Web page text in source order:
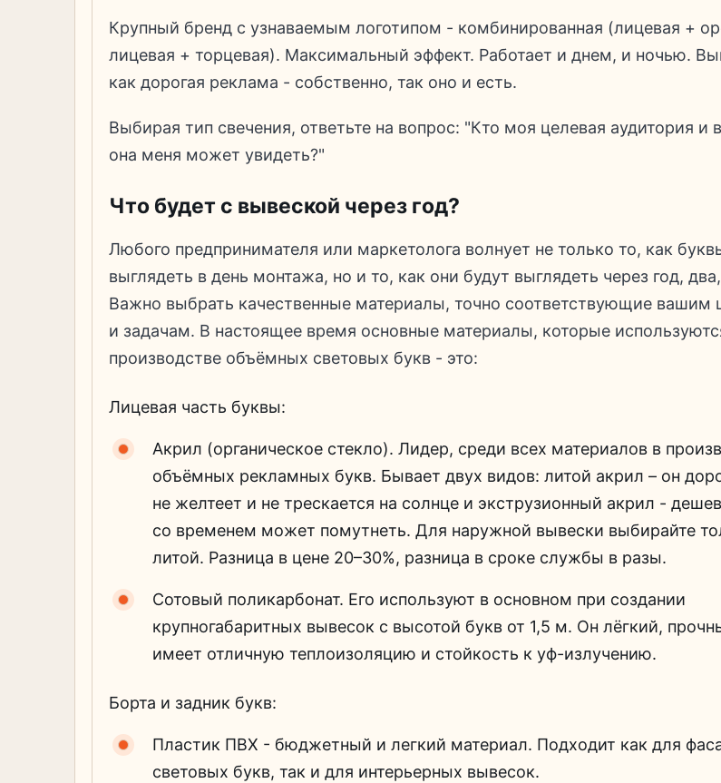
Крупный бренд с узнаваемым логотипом - комбинированная (лицевая +
лицевая + торцевая). Максимальный эффект. Работает и днем, и ночью.
как дорогая реклама - собственно, так оно и есть.
Выбирая тип свечения, ответьте на вопрос: "Кто моя целевая аудитория и
она меня может увидеть?"
Что будет с вывеской через год?
Любого предпринимателя или маркетолога волнует не только то, как
выглядеть в день монтажа, но и то, как они будут выглядеть через год,
Важно выбрать качественные материалы, точно соответствующие вашим
и задачам. В настоящее время основные материалы, которые
производстве объёмных световых букв - это:
Лицевая часть буквы:
Акрил (органическое стекло). Лидер, среди всех материалов в
объёмных рекламных букв. Бывает двух видов: литой акрил – он
не желтеет и не трескается на солнце и экструзионный акрил -
со временем может помутнеть. Для наружной вывески выбирайте
литой. Разница в цене 20–30%, разница в сроке службы в разы.
Сотовый поликарбонат. Его используют в основном при создании
крупногабаритных вывесок с высотой букв от 1,5 м. Он лёгкий,
имеет отличную теплоизоляцию и стойкость к уф-излучению.
Борта и задник букв:
Пластик ПВХ - бюджетный и легкий материал. Подходит как для
световых букв, так и для интерьерных вывесок.